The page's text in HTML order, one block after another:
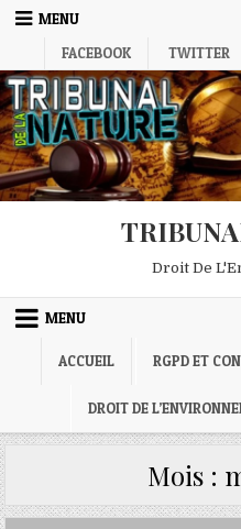
Skip
MENU
FACEBOOK
TWITTER
Droit De
MENU
ACCUEIL RGPD ET
DROIT DE
Mois :